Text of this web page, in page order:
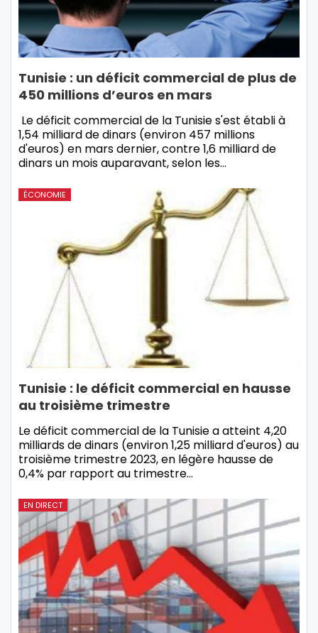
Tunisie : un déficit commercial de plus de
450 millions d’euros en mars
Le déficit commercial de la Tunisie s'est établi à
1,54 milliard de dinars (environ 457 millions
d'euros) en mars dernier, contre 1,6 milliard de
dinars un mois auparavant, selon les…
ÉCONOMIE
Tunisie : le déficit commercial en hausse
au troisième trimestre
Le déficit commercial de la Tunisie a atteint 4,20
milliards de dinars (environ 1,25 milliard d'euros) au
troisième trimestre 2023, en légère hausse de
0,4% par rapport au trimestre…
EN DIRECT